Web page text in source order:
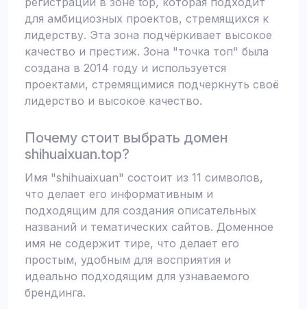
для амбициозных проектов, стремящихся к
лидерству. Эта зона подчёркивает высокое
качество и престиж. Зона "точка топ" была
создана в 2014 году и используется
проектами, стремящимися подчеркнуть своё
лидерство и высокое качество.
Почему стоит выбрать домен
shihuaixuan.top?
Имя "shihuaixuan" состоит из 11 символов,
что делает его информативным и
подходящим для создания описательных
названий и тематических сайтов. Доменное
имя не содержит тире, что делает его
простым, удобным для восприятия и
идеально подходящим для узнаваемого
брендинга.